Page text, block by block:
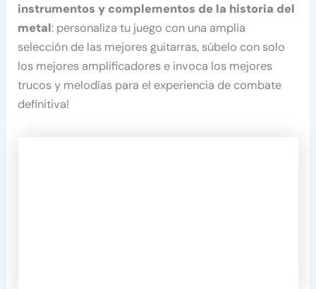
instrumentos y complementos de la historia del
metal: personaliza tu juego con una amplia
selección de las mejores guitarras, súbelo con solo
los mejores amplificadores e invoca los mejores
trucos y melodías para el experiencia de combate
definitiva!